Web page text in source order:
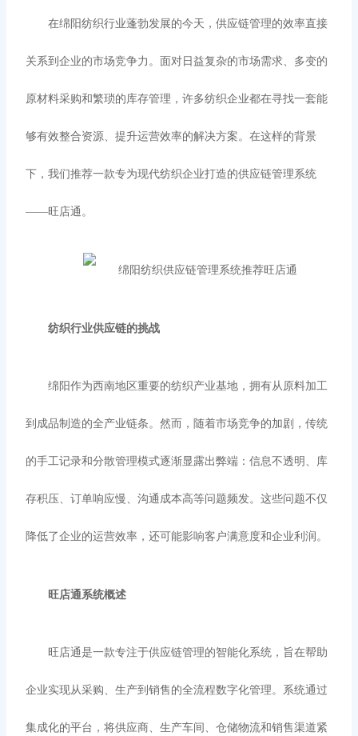
在绵阳纺织行业蓬勃发展的今天，供应链管理的效率直接
关系到企业的市场竞争力。面对日益复杂的市场需求、多变的
原材料采购和繁琐的库存管理，许多纺织企业都在寻找一套能
够有效整合资源、提升运营效率的解决方案。在这样的背景
下，我们推荐一款专为现代纺织企业打造的供应链管理系统
——旺店通。
纺织行业供应链的挑战
绵阳作为西南地区重要的纺织产业基地，拥有从原料加工
到成品制造的全产业链条。然而，随着市场竞争的加剧，传统
的手工记录和分散管理模式逐渐显露出弊端：信息不透明、库
存积压、订单响应慢、沟通成本高等问题频发。这些问题不仅
降低了企业的运营效率，还可能影响客户满意度和企业利润。
旺店通系统概述
旺店通是一款专注于供应链管理的智能化系统，旨在帮助
企业实现从采购、生产到销售的全流程数字化管理。系统通过
集成化的平台，将供应商、生产车间、仓储物流和销售渠道紧